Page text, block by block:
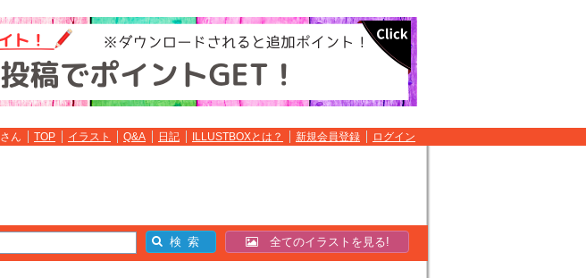
さん TOP イラスト Q&A 日記 ILLUSTBOXとは？ 新規会員登録 ログイン
全てのイラストを見る!